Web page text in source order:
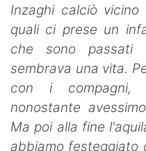
Inzaghi calciò
quali ci prese un
che sono passati
sembrava una vita.
con i compagni,
nonostante
Ma poi alla fine
abbiamo festeggiato